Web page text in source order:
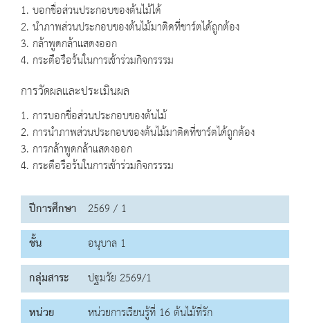
1. บอกชื่อส่วนประกอบของต้นไม้ได้
2. นำภาพส่วนประกอบของต้นไม้มาติดที่ชาร์ตได้ถูกต้อง
3. กล้าพูดกล้าแสดงออก
4. กระตือรือร้นในการเข้าร่วมกิจกรรรม
การวัดผลและประเมินผล
1. การบอกชื่อส่วนประกอบของต้นไม้
2. การนำภาพส่วนประกอบของต้นไม้มาติดที่ชาร์ตได้ถูกต้อง
3. การกล้าพูดกล้าแสดงออก
4. กระตือรือร้นในการเข้าร่วมกิจกรรรม
ปีการศึกษา 2569 / 1
ชั้น
อนุบาล 1
กลุ่มสาระ
ปฐมวัย 2569/1
หน่วย
หน่วยการเรียนรู้ที่ 16 ต้นไม้ที่รัก